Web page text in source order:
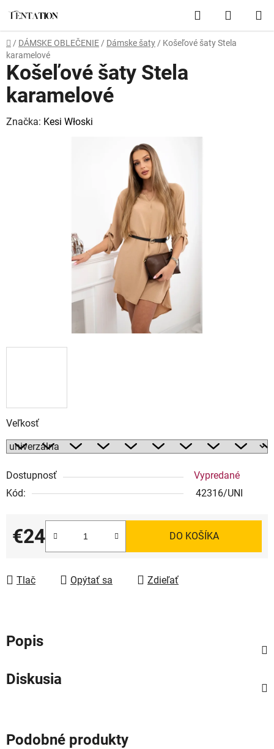
obsah
Hľadať
KOŠÍK
Domov
/ DÁMSKE OBLEČENIE / Dámske šaty / Košeľové šaty Stela
karamelové
Veľkosť
Dostupnosť
Vypredané
Kód:
42316/UNI
€24
Jednotková cena:
DO KOŠÍKA
Tlač Opýtať sa Zdieľať
Košeľové šaty Stela
karamelové
Značka: Kesi Włoski
Popis
Diskusia
Podobné produkty